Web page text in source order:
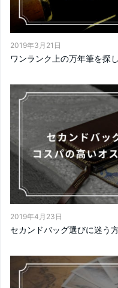
2019年3月21日
ワンランク上の万年筆を探
2019年4月23日
セカンドバッグ選びに迷う